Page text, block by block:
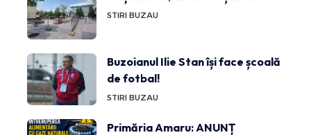
STIRI BUZAU
Buzoianul Ilie Stan își face școală
de fotbal!
STIRI BUZAU
Primăria Amaru: ANUNȚ